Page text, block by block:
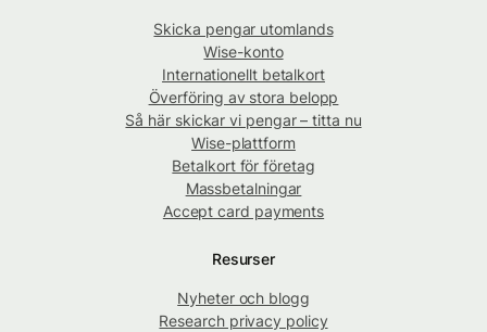
Skicka pengar utomlands
Wise-konto
Internationellt betalkort
Överföring av stora belopp
Så här skickar vi pengar – titta nu
Wise-plattform
Betalkort för företag
Massbetalningar
Accept card payments
Resurser
Nyheter och blogg
Research privacy policy